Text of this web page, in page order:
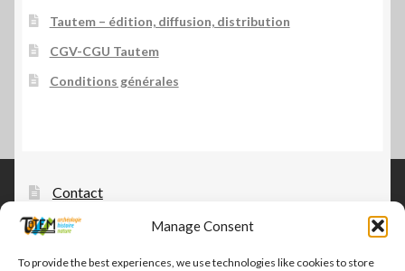
Manage Consent
To provide the best experiences, we use technologies like cookies to store
Tautem – édition, diffusion, distribution
CGV-CGU Tautem
Conditions générales
Contact
Tautem – édition, diffusion, distribution
CGV-CGU Tautem